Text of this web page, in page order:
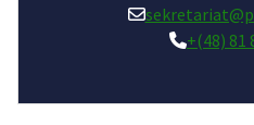
+(48) 81